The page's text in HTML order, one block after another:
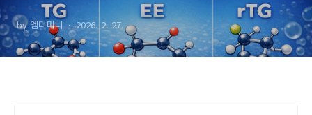
by 엠디머니 2026. 2. 27.